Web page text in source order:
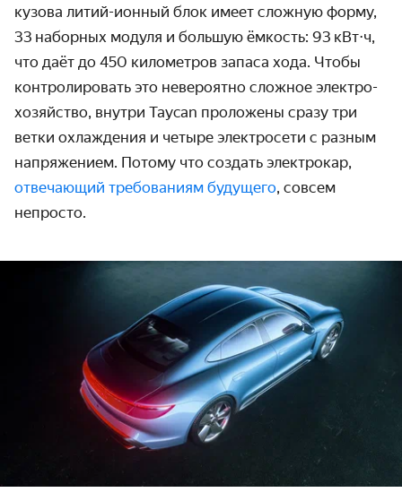
кузова литий-ионный блок имеет сложную форму,
33 наборных модуля и большую ёмкость: 93 кВт⋅ч,
что даёт до 450 километров запаса хода. Чтобы
контролировать это невероятно сложное электро­
хозяйство, внутри Taycan проложены сразу три
ветки охлаждения и четыре электро­сети с разным
напряжением. Потому что создать электрокар,
отвечающий требованиям будущего, совсем
непросто.